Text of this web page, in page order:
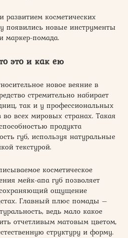
косметических
появились новые инструменты
маркер-помада.
это и как ею
новое веяние в
стремительно набирает
так и у профессиональных
всех мировых странах. Такая
продукта
губ, используя натуральные
текстурой.
косметическое
мейк-апа губ позволяет
ощущение
Главный плюс помады –
ведь мало какое
отчетливым матовым цветом,
структуру и форму.